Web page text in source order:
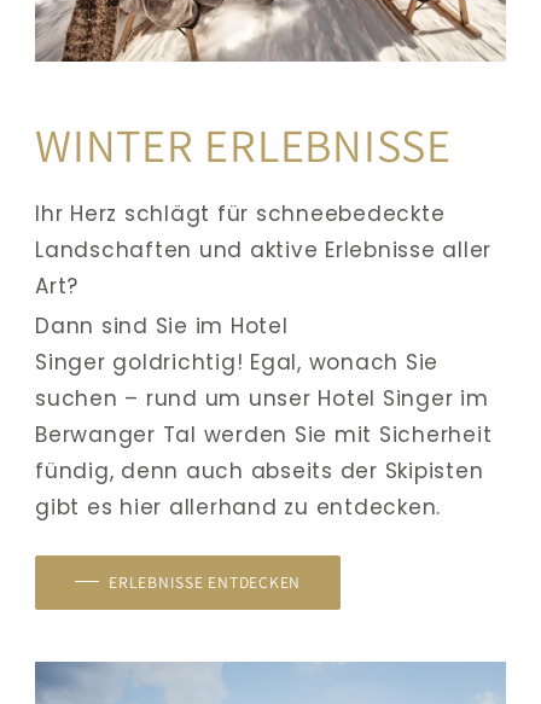
WINTER ERLEBNISSE
Ihr Herz schlägt für schneebedeckte
Landschaften und aktive Erlebnisse aller
Art?
Dann sind Sie im Hotel
Singer goldrichtig! Egal, wonach Sie
suchen – rund um unser Hotel Singer im
Berwanger Tal werden Sie mit Sicherheit
fündig, denn auch abseits der Skipisten
gibt es hier allerhand zu entdecken.
ERLEBNISSE ENTDECKEN